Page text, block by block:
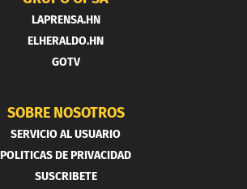
LAPRENSA.HN
ELHERALDO.HN
GOTV
SOBRE NOSOTROS
SERVICIO AL USUARIO
POLITICAS DE PRIVACIDAD
SUSCRIBETE